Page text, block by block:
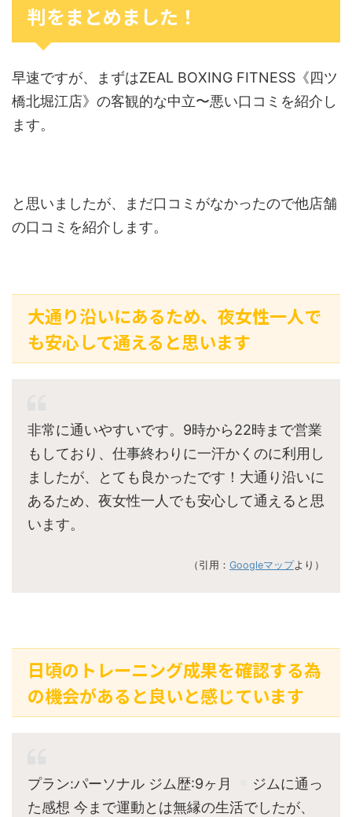
判をまとめました！
早速ですが、まずはZEAL BOXING FITNESS《四ツ
橋北堀江店》の客観的な中立〜悪い口コミを紹介し
ます。
と思いましたが、まだ口コミがなかったので他店舗
の口コミを紹介します。
大通り沿いにあるため、夜女性一人で
も安心して通えると思います
非常に通いやすいです。9時から22時まで営業
もしており、仕事終わりに一汗かくのに利用し
ましたが、とても良かったです！大通り沿いに
あるため、夜女性一人でも安心して通えると思
います。
（引用： Googleマップより）
日頃のトレーニング成果を確認する為
の機会があると良いと感じています
プラン:パーソナル ジム歴:9ヶ月
ジムに通っ
た感想 今まで運動とは無縁の生活でしたが、